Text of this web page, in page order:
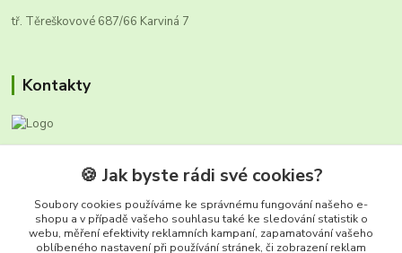
tř. Těreškovové 687/66 Karviná 7
Kontakty
Zákaznická infolinka FRUTO
+420 604 670 925
(Po-Ne, 8-17 hod.)
info@fruto.cz
🍪 Jak byste rádi své cookies?
Soubory cookies používáme ke správnému fungování našeho e-
shopu a v případě vašeho souhlasu také ke sledování statistik o
webu, měření efektivity reklamních kampaní, zapamatování vašeho
oblíbeného nastavení při používání stránek, či zobrazení reklam